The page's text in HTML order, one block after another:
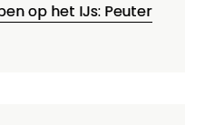
op het IJs: Peuter